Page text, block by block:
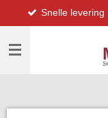
direct
naar
hoofdinhoud
Snelle levering